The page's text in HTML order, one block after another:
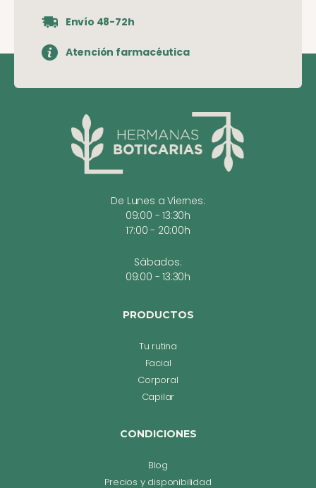
Envío 48-72h
Atención farmacéutica
De Lunes a Viernes:
09:00 - 13:30h
17:00 - 20:00h
Sábados:
09:00 - 13:30h
PRODUCTOS
Tu rutina
Facial
Corporal
Capilar
CONDICIONES
Blog
Precios y disponibilidad